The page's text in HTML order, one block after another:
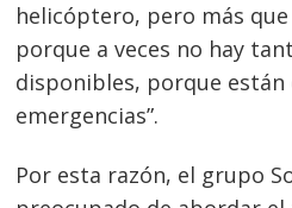
helicóptero, pero más
porque a veces no hay
disponibles, porque están
emergencias”.
Por esta razón, el grupo